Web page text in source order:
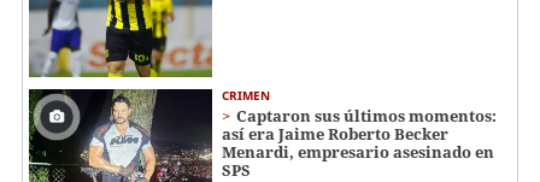
CRIMEN
Captaron sus últimos momentos:
así era Jaime Roberto Becker
Menardi​​​, empresario asesinado en
SPS